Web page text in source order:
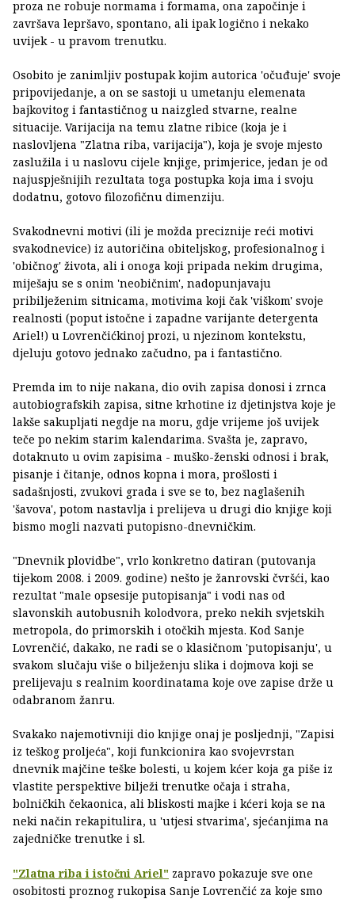
proza ne robuje normama i formama, ona započinje i
završava lepršavo, spontano, ali ipak logično i nekako
uvijek - u pravom trenutku.
Osobito je zanimljiv postupak kojim autorica 'očuđuje' svoje
pripovijedanje, a on se sastoji u umetanju elemenata
bajkovitog i fantastičnog u naizgled stvarne, realne
situacije. Varijacija na temu zlatne ribice (koja je i
naslovljena "Zlatna riba, varijacija"), koja je svoje mjesto
zaslužila i u naslovu cijele knjige, primjerice, jedan je od
najuspješnijih rezultata toga postupka koja ima i svoju
dodatnu, gotovo filozofičnu dimenziju.
Svakodnevni motivi (ili je možda preciznije reći motivi
svakodnevice) iz autoričina obiteljskog, profesionalnog i
'običnog' života, ali i onoga koji pripada nekim drugima,
miješaju se s onim 'neobičnim', nadopunjavaju
pribilježenim sitnicama, motivima koji čak 'viškom' svoje
realnosti (poput istočne i zapadne varijante detergenta
Ariel!) u Lovrenčićkinoj prozi, u njezinom kontekstu,
djeluju gotovo jednako začudno, pa i fantastično.
Premda im to nije nakana, dio ovih zapisa donosi i zrnca
autobiografskih zapisa, sitne krhotine iz djetinjstva koje je
lakše sakupljati negdje na moru, gdje vrijeme još uvijek
teče po nekim starim kalendarima. Svašta je, zapravo,
dotaknuto u ovim zapisima - muško-ženski odnosi i brak,
pisanje i čitanje, odnos kopna i mora, prošlosti i
sadašnjosti, zvukovi grada i sve se to, bez naglašenih
'šavova', potom nastavlja i prelijeva u drugi dio knjige koji
bismo mogli nazvati putopisno-dnevničkim.
"Dnevnik plovidbe", vrlo konkretno datiran (putovanja
tijekom 2008. i 2009. godine) nešto je žanrovski čvršći, kao
rezultat "male opsesije putopisanja" i vodi nas od
slavonskih autobusnih kolodvora, preko nekih svjetskih
metropola, do primorskih i otočkih mjesta. Kod Sanje
Lovrenčić, dakako, ne radi se o klasičnom 'putopisanju', u
svakom slučaju više o bilježenju slika i dojmova koji se
prelijevaju s realnim koordinatama koje ove zapise drže u
odabranom žanru.
Svakako najemotivniji dio knjige onaj je posljednji, "Zapisi
iz teškog proljeća", koji funkcionira kao svojevrstan
dnevnik majčine teške bolesti, u kojem kćer koja ga piše iz
vlastite perspektive bilježi trenutke očaja i straha,
bolničkih čekaonica, ali bliskosti majke i kćeri koja se na
neki način rekapitulira, u 'utjesi stvarima', sjećanjima na
zajedničke trenutke i sl.
"Zlatna riba i istočni Ariel" zapravo pokazuje sve one
osobitosti proznog rukopisa Sanje Lovrenčić za koje smo